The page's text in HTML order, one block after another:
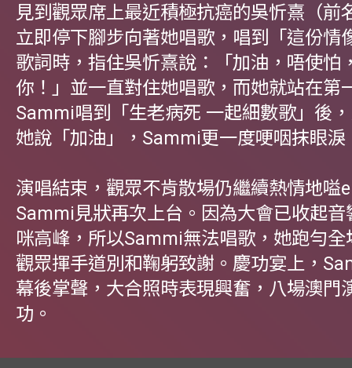
見到觀眾席上最近積極抗癌的吳忻熹（前
立即停下腳步向著她唱歌，唱到「這份情
歌詞時，指住吳忻熹說：「加油，唔使怕
你！」並一直對住她唱歌，而她就站在第
Sammi唱到「生老病死 一起細數歌」後
她說「加油」，Sammi更一度哽咽抹眼淚
演唱結束，觀眾不肯散場仍繼續熱情地嗌
Sammi見狀再次上台。因為大會已收起音
咪高峰，所以Sammi無法唱歌，她跑勻全
觀眾揮手道別和鞠躬致謝。慶功宴上，
幕後掌聲，大合照時表現興奮，八場澳門
功。